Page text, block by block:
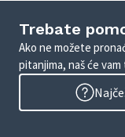
Trebate
Ako ne možete
pitanjima, naš će